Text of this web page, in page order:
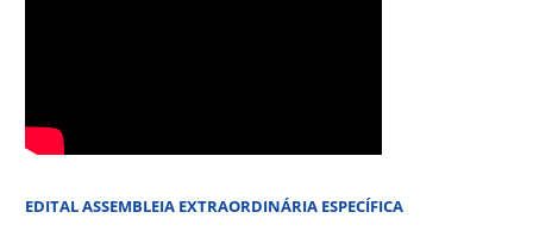
EDITAL ASSEMBLEIA EXTRAORDINÁRIA ESPECÍFICA